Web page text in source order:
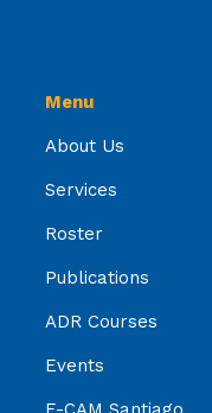
Menu
About Us
Services
Roster
Publications
ADR Courses
Events